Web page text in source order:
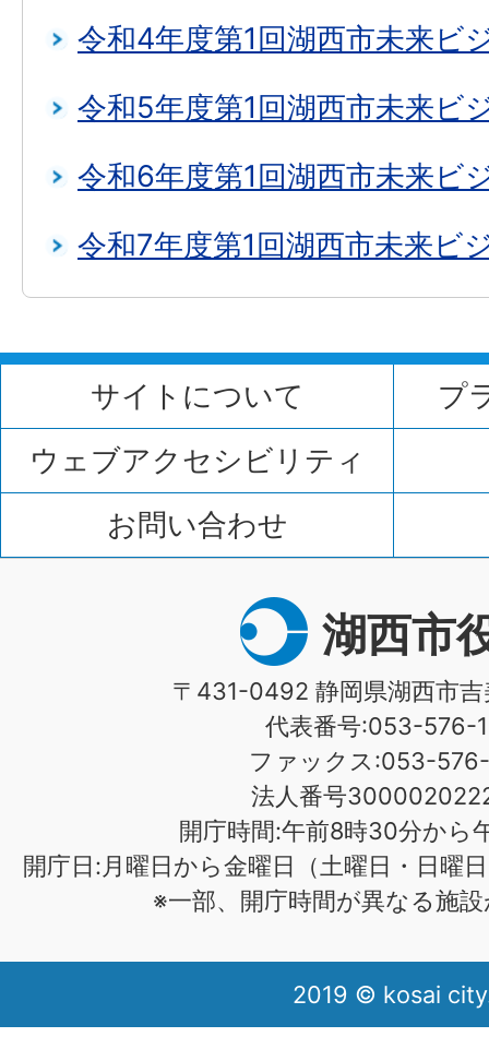
令和4年度第1回湖西市未来ビ
令和5年度第1回湖西市未来ビ
令和6年度第1回湖西市未来ビ
令和7年度第1回湖西市未来ビ
サイトについて
プ
ウェブアクセシビリティ
お問い合わせ
湖西市
〒431-0492 静岡県湖西市
代表番号:053-576-
ファックス:053-576-
法人番号
開庁時間:午前8時30分から
開庁日:月曜日から金曜日（土曜日・日曜
※一部、開庁時間が異なる施
2019 © kosai